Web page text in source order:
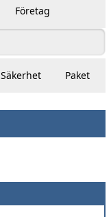
Företag
Säkerhet Paket